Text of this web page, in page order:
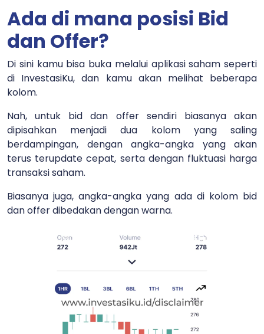
Ada di mana posisi Bid
dan Offer?
Di sini kamu bisa buka melalui aplikasi saham seperti
di InvestasiKu, dan kamu akan melihat beberapa
kolom.
Nah, untuk bid dan offer sendiri biasanya akan
dipisahkan menjadi dua kolom yang saling
berdampingan, dengan angka-angka yang akan
terus terupdate cepat, serta dengan fluktuasi harga
transaksi saham.
Biasanya juga, angka-angka yang ada di kolom bid
dan offer dibedakan dengan warna.